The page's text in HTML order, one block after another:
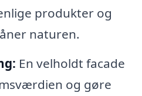
produkter og
naturen.
En velholdt facade
og gøre